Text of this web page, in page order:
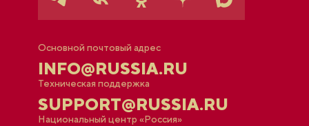
Основной почтовый адрес
INFO@RUSSIA.RU
Техническая поддержка
SUPPORT@RUSSIA.RU
Национальный центр «Россия»